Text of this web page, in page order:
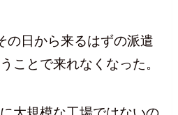
の日から来るはずの派遣
ことで来れなくなった。